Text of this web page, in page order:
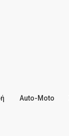
Auto-Moto